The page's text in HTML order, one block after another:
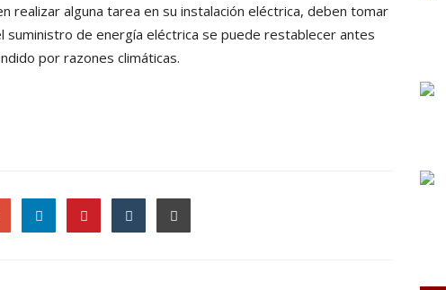
realizar alguna tarea en su instalación eléctrica, deben tomar
suministro de energía eléctrica se puede restablecer antes
por razones climáticas.